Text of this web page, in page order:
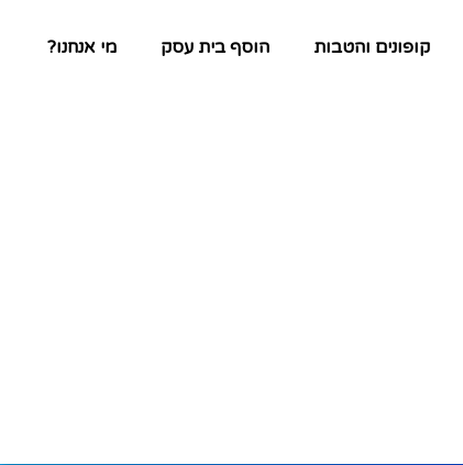
קופונים והטבות הוסף בית עסק מי אנחנו?